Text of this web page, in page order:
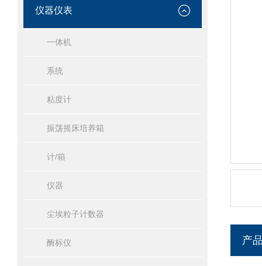
仪器仪表
一体机
系统
粘度计
振荡摇床培养箱
计/箱
仪器
尘埃粒子计数器
酶标仪 产